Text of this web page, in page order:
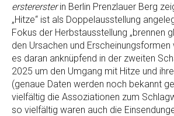
ersterersterin Berlin Prenzlauer Berg
„Hitze“ ist als Doppelausstellung
Fokus der Herbstausstellung „brennen
den Ursachen und Erscheinungsformen
es daran anknüpfend in der zweiten
2025 um den Umgang mit Hitze und
(genaue Daten werden noch bekannt
vielfältig die Assoziationen zum
so vielfältig waren auch die